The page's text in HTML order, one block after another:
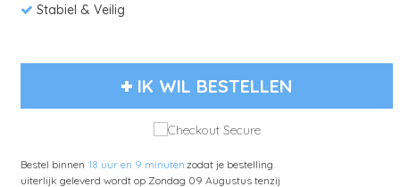
Stabiel & Veilig
IK WIL BESTELLEN
Bestel binnen 18 uur en 9 minutenzodat je bestelling
uiterlijk geleverd wordt op Zondag 09 Augustus tenzij